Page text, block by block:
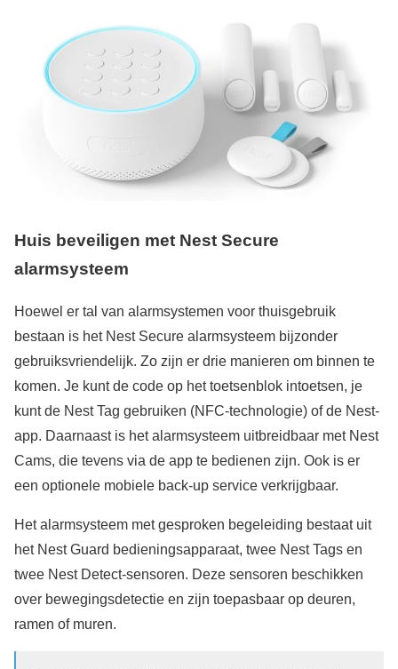
Huis beveiligen met Nest Secure
alarmsysteem
Hoewel er tal van alarmsystemen voor thuisgebruik
bestaan is het Nest Secure alarmsysteem bijzonder
gebruiksvriendelijk. Zo zijn er drie manieren om binnen te
komen. Je kunt de code op het toetsenblok intoetsen, je
kunt de Nest Tag gebruiken (NFC-technologie) of de Nest-
app. Daarnaast is het alarmsysteem uitbreidbaar met Nest
Cams, die tevens via de app te bedienen zijn. Ook is er
een optionele mobiele back-up service verkrijgbaar.
Het alarmsysteem met gesproken begeleiding bestaat uit
het Nest Guard bedieningsapparaat, twee Nest Tags en
twee Nest Detect-sensoren. Deze sensoren beschikken
over bewegingsdetectie en zijn toepasbaar op deuren,
ramen of muren.